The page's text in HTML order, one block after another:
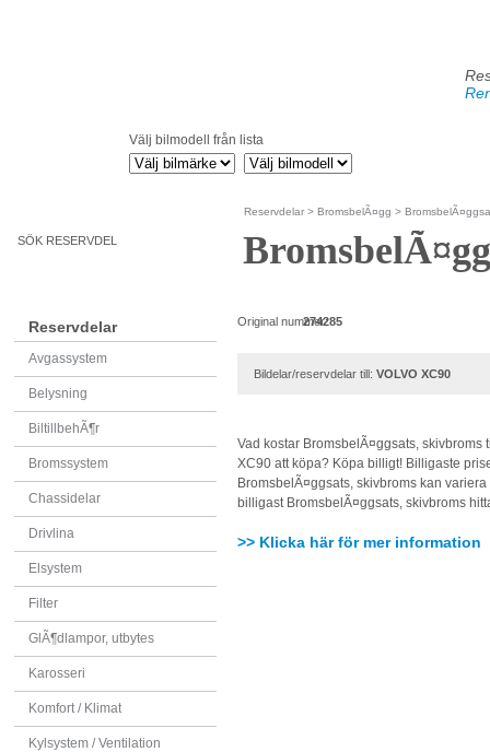
Välj bilmodell från lista
Reservdelar > BromsbelÃ¤gg >
SÖK RESERVDEL
Reservdelar
Avgassystem
Belysning
BiltillbehÃ¶r
Bromssystem
Chassidelar
Drivlina
Elsystem
Filter
GlÃ¶dlampor, utbytes
Karosseri
Komfort / Klimat
Kylsystem / Ventilation
Original nummer:
274285
Bildelar/reservdelar till: VOLVO XC90
Vad kostar BromsbelÃ¤ggsats, skivbroms
XC90 att köpa? Köpa billigt! Billigaste
BromsbelÃ¤ggsats, skivbroms kan
billigast BromsbelÃ¤ggsats, skivbroms
>> Klicka här för mer information